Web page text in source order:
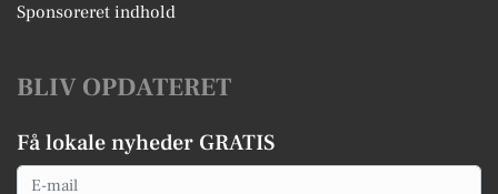
Sponsoreret indhold
BLIV OPDATERET
Få lokale nyheder GRATIS
Email